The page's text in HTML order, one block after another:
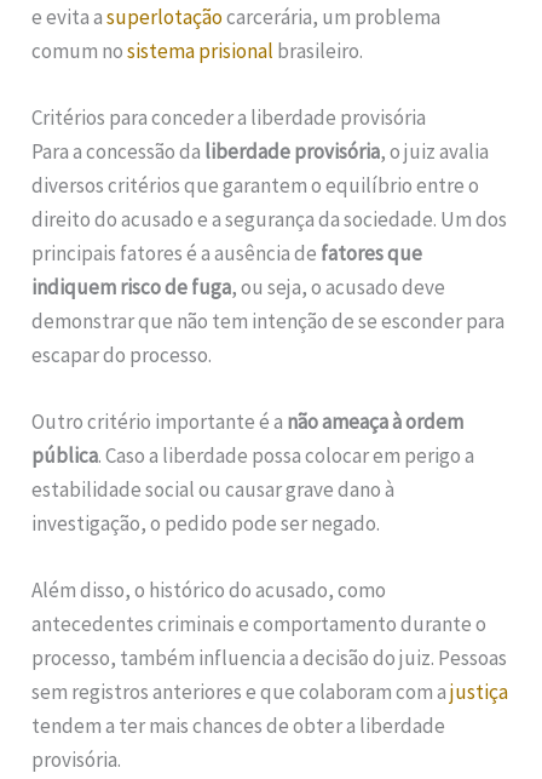
e evita asuperlotaçãocarcerária, um problema
comum nosistema prisional brasileiro.
Critérios para conceder a liberdade provisória
Para a concessão da liberdade provisória, o juiz avalia
diversos critérios que garantem o equilíbrio entre o
direito do acusado e a segurança da sociedade. Um dos
principais fatores é a ausência de fatores que
indiquem risco de fuga, ou seja, o acusado deve
demonstrar que não tem intenção de se esconder para
escapar do processo.
Outro critério importante é a não ameaça à ordem
pública. Caso a liberdade possa colocar em perigo a
estabilidade social ou causar grave dano à
investigação, o pedido pode ser negado.
Além disso, o histórico do acusado, como
antecedentes criminais e comportamento durante o
processo, também influencia a decisão do juiz. Pessoas
sem registros anteriores e que colaboram com ajustiça
tendem a ter mais chances de obter a liberdade
provisória.